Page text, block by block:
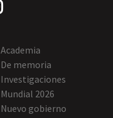
Academia
De memoria
Investigaciones
Mundial 2026
Nuevo gobierno